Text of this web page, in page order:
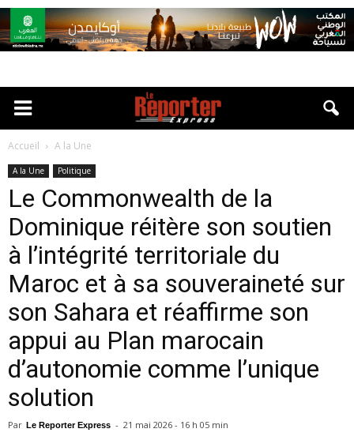
Accueil A la Une
A la Une Politique
Le Commonwealth de la
Dominique réitère son soutien
à l’intégrité territoriale du
Maroc et à sa souveraineté sur
son Sahara et réaffirme son
appui au Plan marocain
d’autonomie comme l’unique
solution
Par Le Reporter Express - 21 mai 2026 - 16 h 05 min